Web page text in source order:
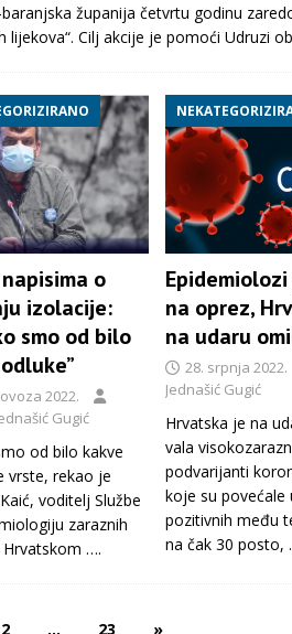
županija četvrtu godinu
lijekova“. Cilj akcije je pomoći Udruzi
o
izolacije:
smo od bilo
2022.
Gugić
od bilo kakve
vrste, rekao je
voditelj Službe
zaraznih
….
na oprez,
na udaru
28. srpnja 2022.
Jednašić Gugić
Hrvatska je na
vala
podvarijanti
koje su povećale
pozitivnih među
na čak 30 posto,
2 … 23 »